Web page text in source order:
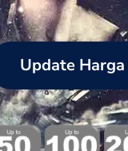
Update Harga